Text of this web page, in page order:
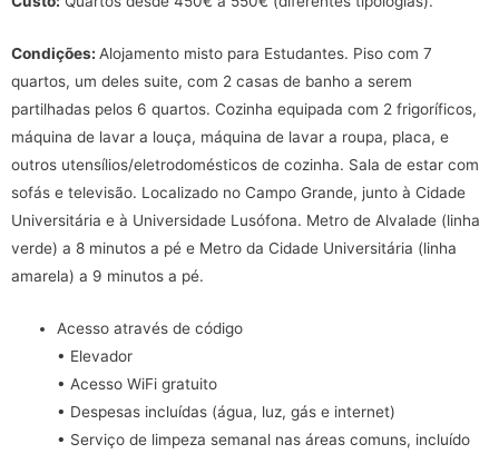
Condições: Alojamento misto para Estudantes. Piso com 7
quartos, um deles suite, com 2 casas de banho a serem
partilhadas pelos 6 quartos. Cozinha equipada com 2 frigoríficos,
máquina de lavar a louça, máquina de lavar a roupa, placa, e
outros utensílios/eletrodomésticos de cozinha. Sala de estar com
sofás e televisão. Localizado no Campo Grande, junto à Cidade
Universitária e à Universidade Lusófona. Metro de Alvalade (linha
verde) a 8 minutos a pé e Metro da Cidade Universitária (linha
amarela) a 9 minutos a pé.
Acesso através de código
• Elevador
• Acesso WiFi gratuito
• Despesas incluídas (água, luz, gás e internet)
• Serviço de limpeza semanal nas áreas comuns, incluído